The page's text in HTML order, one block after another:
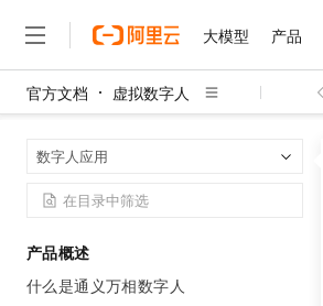
大模型 产品
官方文档 虚拟数字人
数字人应用
产品概述
什么是通义万相数字人
大模型
产品
精选产品
人工智能与机器学习
解决方案
精选解决方案
AI
权益
定价
云市场
伙伴
服务
了解阿里云